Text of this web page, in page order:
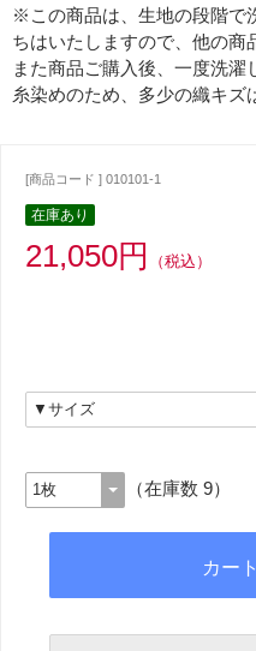
※この商品は、生地の段階で
ちはいたしますので、他の商
また商品ご購入後、一度洗濯
糸染めのため、多少の織キズ
[商品コード ] 010101-1
在庫あり
21,050円 （税込）
（在庫数 9）